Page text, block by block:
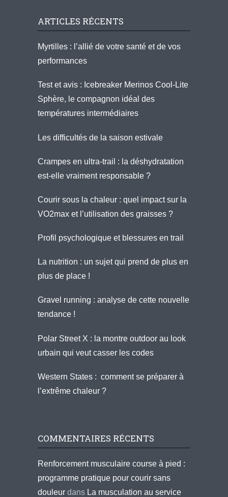
ARTICLES RÉCENTS
Myrtilles : l’allié de votre santé et de vos
performances
Test et avis : Icebreaker Merinos Cool-Lite
Sphère, le compagnon idéal des
températures intermédiaires
Les difficultés de la saison estivale
Crampes en ultra-trail : la déshydratation
est-elle vraiment responsable ?
Courir sous la chaleur : quel impact sur la
VO2max et l’utilisation des graisses ?
Profil psychologique et blessures en trail
La nutrition : un sujet qui prend de plus en
plus de place !
Gravel running : analyse de cette nouvelle
tendance !
Polar Street X : la montre outdoor au look
urbain qui veut casser les codes
Western States : comment se préparer à
l’extrême chaleur ?
COMMENTAIRES RÉCENTS
Renforcement musculaire course à pied :
programme pratique pour courir sans
douleur dans La musculation au service